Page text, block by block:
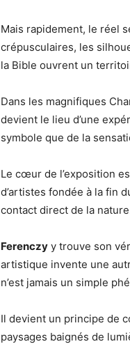
Mais rapidement, le réel
crépusculaires, les
la Bible ouvrent un
Dans les magnifiques
devient le lieu d’une
symbole que de la
Le cœur de l’exposition
d’artistes fondée à la fin
contact direct de la
Ferenczy y trouve son
artistique invente une
n’est jamais un simple
Il devient un principe de
paysages baignés de